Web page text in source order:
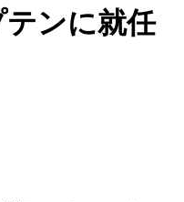
ンに就任